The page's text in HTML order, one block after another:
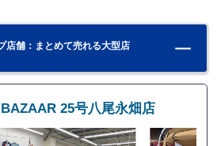
店舗：まとめて売れる大型店
25号八尾永畑店